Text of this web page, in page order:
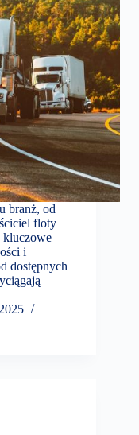
branż, od
floty
kluczowe
i
dostępnych